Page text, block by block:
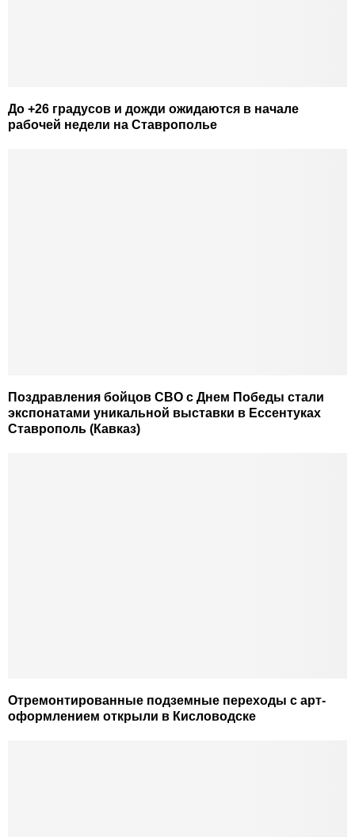
До +26 градусов и дожди ожидаются в начале
рабочей недели на Ставрополье
Поздравления бойцов СВО с Днем Победы стали
экспонатами уникальной выставки в Ессентуках
Ставрополь (Кавказ)
Отремонтированные подземные переходы с арт-
оформлением открыли в Кисловодске